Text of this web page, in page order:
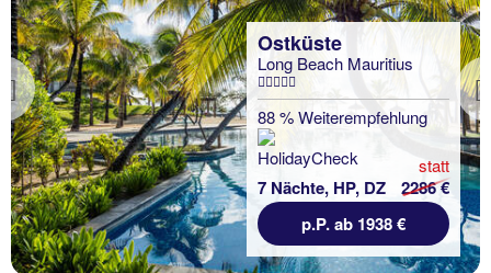
Previous
Ostküste
Long Beach Mauritius
88 % Weiterempfehlung
7 Nächte, HP, DZ
statt
2286 €
p.P. ab 1938 €